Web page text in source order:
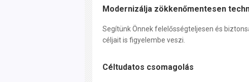
Modernizálja zökkenőmentesen
Segítünk Önnek felelősségteljesen és
céljait is figyelembe veszi.
Céltudatos csomagolás